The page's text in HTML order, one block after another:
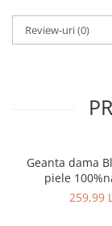
Review-uri(0)
Geanta dama
piele
259,99